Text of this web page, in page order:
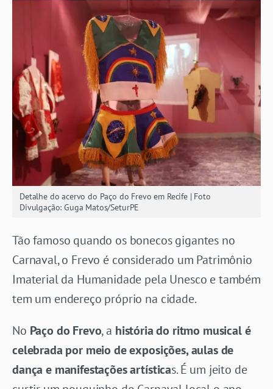
Detalhe do acervo do Paço do Frevo em Recife | Foto
Divulgação: Guga Matos/SeturPE
Tão famoso quando os bonecos gigantes no
Carnaval, o Frevo é considerado um Patrimônio
Imaterial da Humanidade pela Unesco etambém
tem um endereço próprio na cidade.
No Paço do Frevo, a história do ritmo musical é
celebrada por meio de exposições, aulas de
dança e manifestações artísticas. É um jeito de